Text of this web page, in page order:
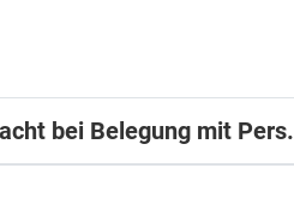
bei Belegung mit Pers.